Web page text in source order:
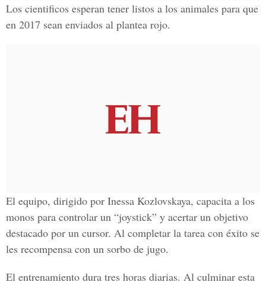
Los cientificos esperan tener listos a los animales para que
en 2017 sean enviados al plantea rojo.
El equipo, dirigido por Inessa Kozlovskaya, capacita a los
monos para controlar un “joystick” y acertar un objetivo
destacado por un cursor. Al completar la tarea con éxito se
les recompensa con un sorbo de jugo.
El entrenamiento dura tres horas diarias. Al culminar esta